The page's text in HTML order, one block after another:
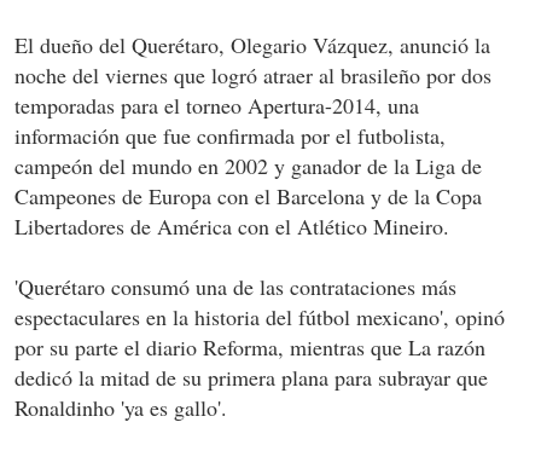
El dueño del Querétaro, Olegario Vázquez, anunció la
noche del viernes que logró atraer al brasileño por dos
temporadas para el torneo Apertura-2014, una
información que fue confirmada por el futbolista,
campeón del mundo en 2002 y ganador de la Liga de
Campeones de Europa con el Barcelona y de la Copa
Libertadores de América con el Atlético Mineiro.
'Querétaro consumó una de las contrataciones más
espectaculares en la historia del fútbol mexicano', opinó
por su parte el diario Reforma, mientras que La razón
dedicó la mitad de su primera plana para subrayar que
Ronaldinho 'ya es gallo'.